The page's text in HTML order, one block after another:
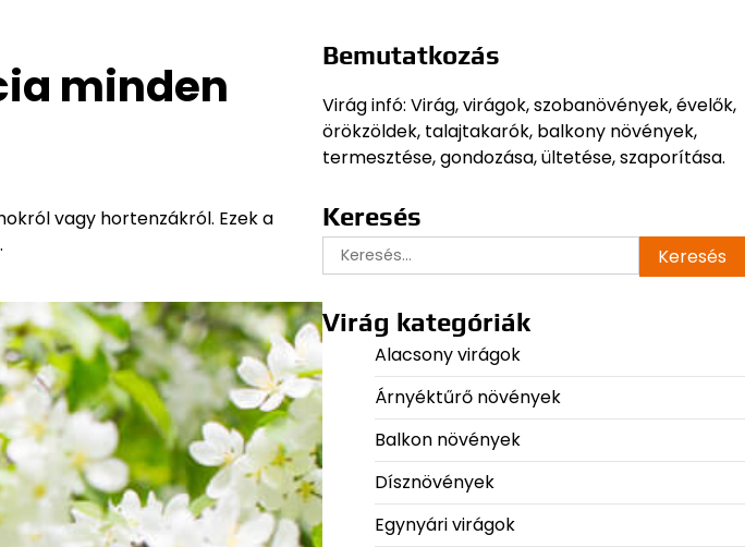
minden
vagy hortenzákról. Ezek a
Bemutatkozás
Virág infó: Virág, virágok, szobanövények, évelők,
örökzöldek, talajtakarók, balkony növények,
termesztése, gondozása, ültetése, szaporítása.
Keresés
Keresés:
Virág kategóriák
Alacsony virágok
Árnyéktűrő növények
Balkon növények
Dísznövények
Egynyári virágok